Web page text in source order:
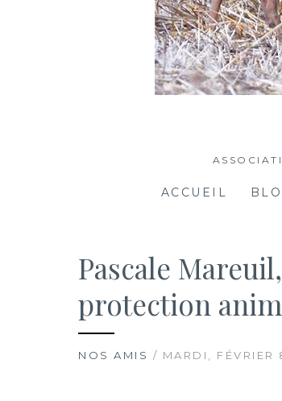
ACCUEIL
Pascale
protection
NOS AMIS / MARDI, FÉVRIER